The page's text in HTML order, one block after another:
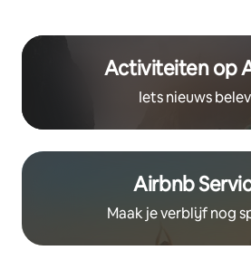
Activiteiten op
Iets nieuws
Airbnb
Maak je verblijf nog